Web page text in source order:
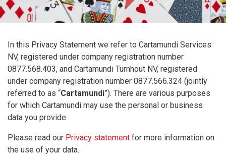
In this Privacy Statement we refer to Cartamundi Services
NV, registered under company registration number
0877.568.403, and Cartamundi Turnhout NV, registered
under company registration number 0877.566.324 (jointly
referred to as “Cartamundi”). There are various purposes
for which Cartamundi may use the personal or business
data you provide.
Please read our Privacy statement for more information on
the use of your data.